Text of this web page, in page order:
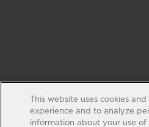
This website uses cookies
experience and to analyze
information about your use